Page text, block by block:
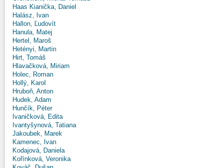
Haas Kianička, Daniel
Halász, Ivan
Hallon, Ľudovít
Hanula, Matej
Hertel, Maroš
Hetényi, Martin
Hirt, Tomáš
Hlavačková, Miriam
Holec, Roman
Hollý, Karol
Hruboň, Anton
Hudek, Adam
Hunčík, Péter
Ivaničková, Edita
Ivantyšynová, Tatiana
Jakoubek, Marek
Kamenec, Ivan
Kodajová, Daniela
Kořínková, Veronika